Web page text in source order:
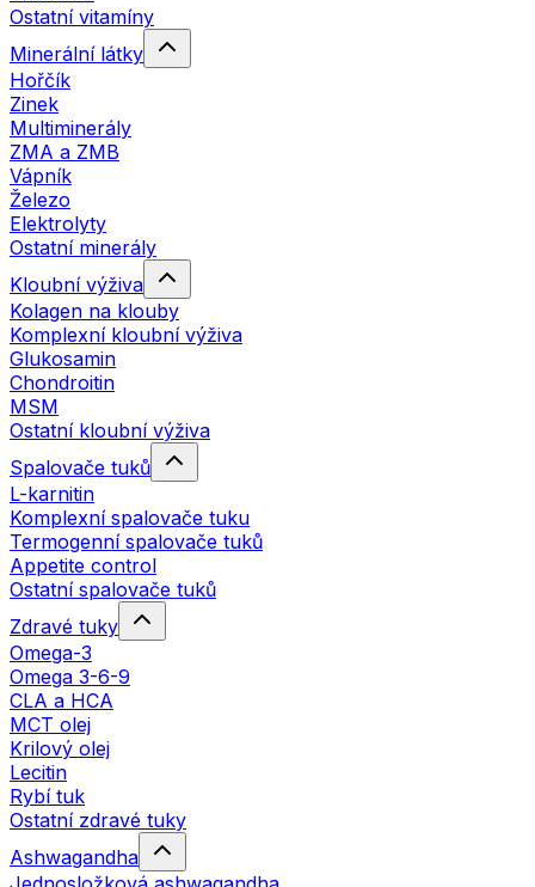
Ostatní vitamíny
Minerální látky
Hořčík
Zinek
Multiminerály
ZMA a ZMB
Vápník
Železo
Elektrolyty
Ostatní minerály
Kloubní výživa
Kolagen na klouby
Komplexní kloubní výživa
Glukosamin
Chondroitin
MSM
Ostatní kloubní výživa
Spalovače tuků
L-karnitin
Komplexní spalovače tuku
Termogenní spalovače tuků
Appetite control
Ostatní spalovače tuků
Zdravé tuky
Omega-3
Omega 3-6-9
CLA a HCA
MCT olej
Krilový olej
Lecitin
Rybí tuk
Ostatní zdravé tuky
Ashwagandha